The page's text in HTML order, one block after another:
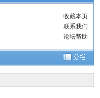
收藏本页
联系我们
论坛帮助